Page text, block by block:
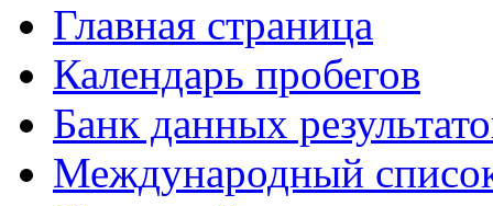
Главная страница
Календарь пробегов
Банк данных
Международный